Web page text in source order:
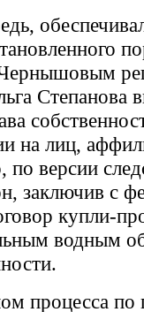
Степанова
на лиц,
версии
заключив с
купли-
водным
процесса по